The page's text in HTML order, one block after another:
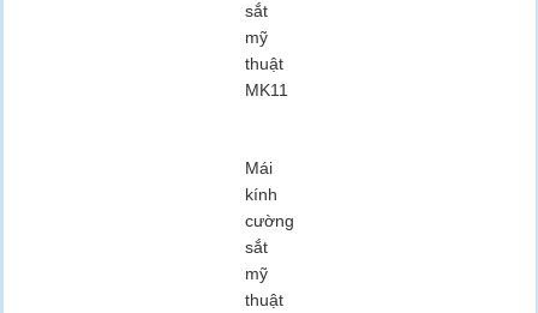
sắt
mỹ
thuật
MK11
Mái
kính
cường
sắt
mỹ
thuật